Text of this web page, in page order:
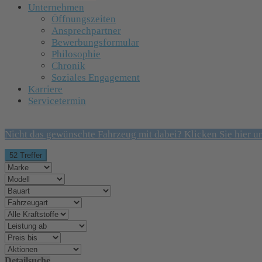
Unternehmen
Öffnungszeiten
Ansprechpartner
Bewerbungsformular
Philosophie
Chronik
Soziales Engagement
Karriere
Servicetermin
Nicht das gewünschte Fahrzeug mit dabei? Klicken Sie hier
52 Treffer